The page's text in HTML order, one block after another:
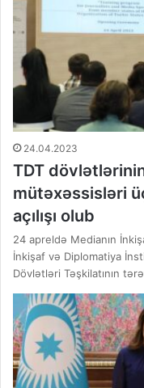
24.04.2023
TDT
mütəxəssisləri
açılışı olub
24 apreldə Medianın
İnkişaf və Diplomatiya
Dövlətləri Təşkilatının